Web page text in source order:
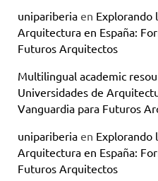
unipariberia en Explorando
Arquitectura en España:
Futuros Arquitectos
Multilingual academic
Universidades de
Vanguardia para Futuros
unipariberia en Explorando
Arquitectura en España:
Futuros Arquitectos